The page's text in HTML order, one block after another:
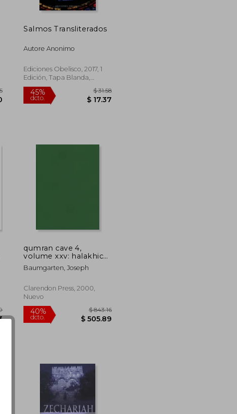
Salmos Transliterados
Autore Anonimo
Ediciones Obelisco, 2017, 1
Edición, Tapa Blanda,
Nuevo
qumran cave 4,
volume xxv: halakhic
texts (en Inglés)
Baumgarten, Joseph
Clarendon Press, 2000,
Nuevo